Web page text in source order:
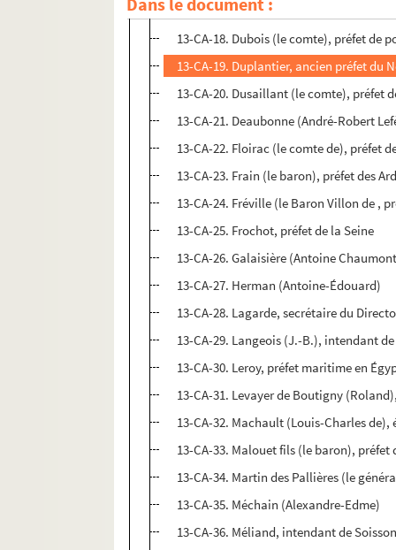
13-CA-17. Delasalle (le comte de, préfet
13-CA-18. Dubois (le comte), préfet de
13-CA-19. Duplantier, ancien préfet du
13-CA-20. Dusaillant (le comte), préfet
13-CA-21. Deaubonne (André-Robert
13-CA-22. Floirac (le comte de), préfet
13-CA-23. Frain (le baron), préfet des
13-CA-24. Fréville (le Baron Villon de ,
13-CA-25. Frochot, préfet de la Seine
13-CA-26. Galaisière (Antoine
13-CA-27. Herman (Antoine-Édouard)
13-CA-28. Lagarde, secrétaire du
13-CA-29. Langeois (J.-B.), intendant
13-CA-30. Leroy, préfet maritime en
13-CA-31. Levayer de Boutigny
13-CA-32. Machault (Louis-Charles de),
13-CA-33. Malouet fils (le baron), préfet
13-CA-34. Martin des Pallières (le
13-CA-35. Méchain (Alexandre-Edme)
13-CA-36. Méliand, intendant de